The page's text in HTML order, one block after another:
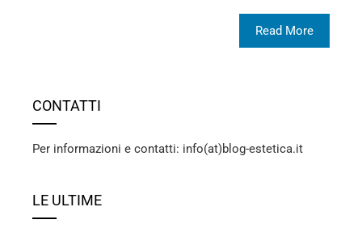
Read More
CONTATTI
Per informazioni e contatti: info(at)blog-estetica.it
LE ULTIME